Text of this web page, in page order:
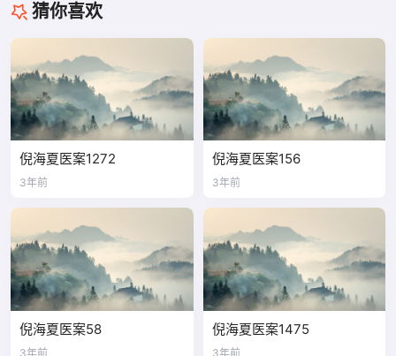
猜你喜欢
倪海夏医案1272
3年前
倪海夏医案156
3年前
倪海夏医案58
3年前
倪海夏医案1475
3年前